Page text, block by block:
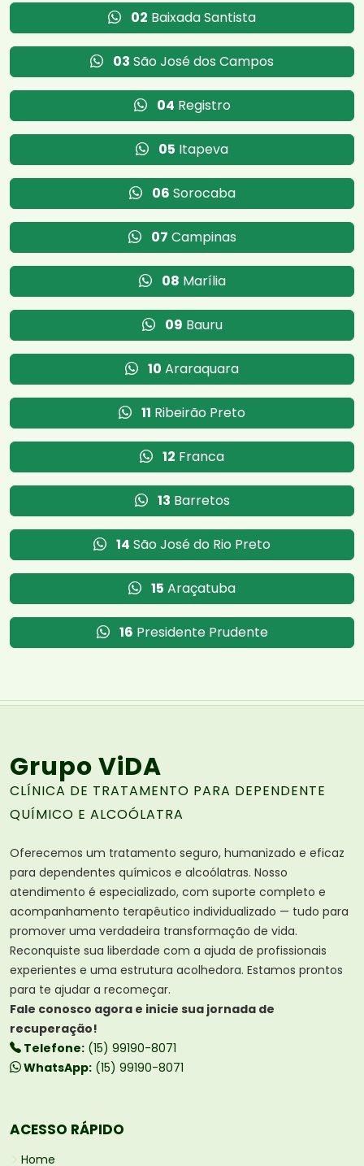
02 Baixada Santista
03 São José dos Campos
04 Registro
05 Itapeva
06 Sorocaba
07 Campinas
08 Marília
09 Bauru
10 Araraquara
11 Ribeirão Preto
12 Franca
13 Barretos
14 São José do Rio Preto
15 Araçatuba
16 Presidente Prudente
Grupo ViDA
CLÍNICA DE TRATAMENTO PARA DEPENDENTE
QUÍMICO E ALCOÓLATRA
Oferecemos um tratamento seguro, humanizado e eficaz
para dependentes químicos e alcoólatras. Nosso
atendimento é especializado, com suporte completo e
acompanhamento terapêutico individualizado — tudo para
promover uma verdadeira transformação de vida.
Reconquiste sua liberdade com a ajuda de profissionais
experientes e uma estrutura acolhedora. Estamos prontos
para te ajudar a recomeçar.
Fale conosco agora e inicie sua jornada de
recuperação!
Telefone: (15) 99190-8071
WhatsApp: (15) 99190-8071
ACESSO RÁPIDO
Home